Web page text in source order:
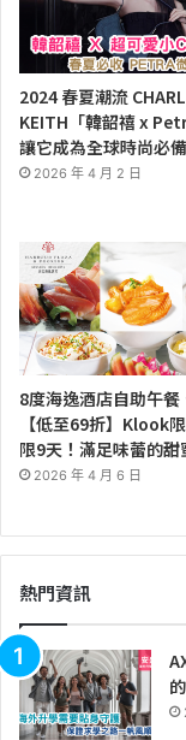
2024 春夏潮流
KEITH「韓韶禧 x
讓它成為全球時尚必
2026 年 4 月 2 日
8度海逸酒店自助午餐
【低至69折】Klook
限9天！滿足味蕾的甜
2026 年 4 月 6 日
熱門資訊